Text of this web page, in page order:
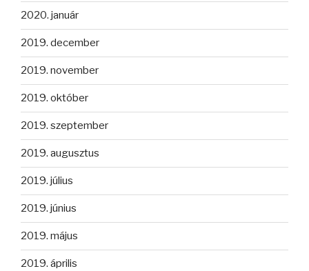
2020. január
2019. december
2019. november
2019. október
2019. szeptember
2019. augusztus
2019. július
2019. június
2019. május
2019. április